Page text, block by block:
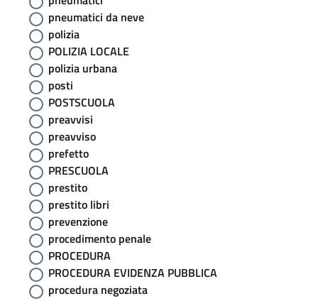
pneumatici da neve
polizia
POLIZIA LOCALE
polizia urbana
posti
POSTSCUOLA
preavvisi
preavviso
prefetto
PRESCUOLA
prestito
prestito libri
prevenzione
procedimento penale
PROCEDURA
PROCEDURA EVIDENZA PUBBLICA
procedura negoziata